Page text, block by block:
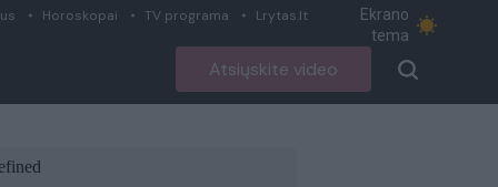
Horoskopai TV programa Lrytas.lt
Ekrano
tema
Atsiųskite video